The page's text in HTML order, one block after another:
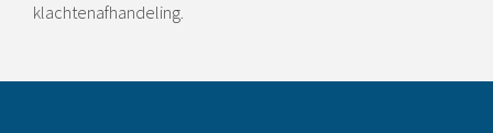
klachtenafhandeling.